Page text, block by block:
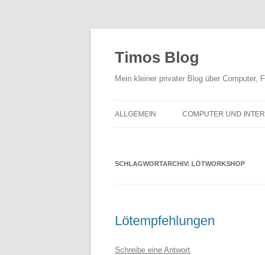
Timos Blog
Mein kleiner privater Blog über Computer,
ALLGEMEIN COMPUTER UND
SCHLAGWORTARCHIV: LÖTWORKSHOP
Lötempfehlungen
Schreibe eine Antwort